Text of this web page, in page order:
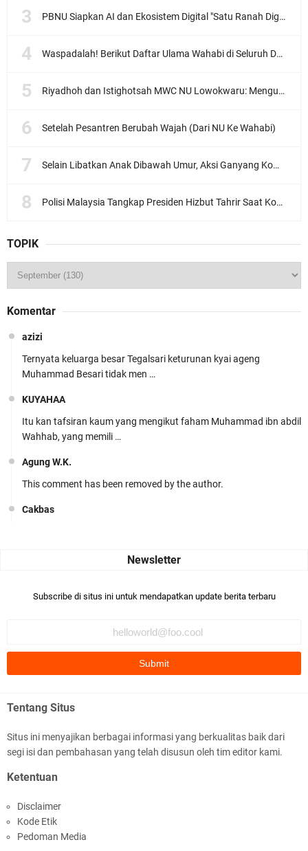
PBNU Siapkan AI dan Ekosistem Digital "Satu Ranah Digital untuk Ulama", Siap Diluncurkan dalam Waktu Dekat!
Waspadalah! Berikut Daftar Ulama Wahabi di Seluruh Dunia dan Karya-karyanya
Riyadhoh dan Istighotsah MWC NU Lowokwaru: Menguatkan Doa, Menjalin Ukhuwah Menyambut Muktamar NU ke-35
Setelah Pesantren Berubah Wajah (Dari NU Ke Wahabi)
Selain Libatkan Anak Dibawah Umur, Aksi Ganyang Komunis Jadi Sorotan Karena Ada Narasi Halal Sembelih Orang
Polisi Malaysia Tangkap Presiden Hizbut Tahrir Saat Konferensi Pers
TOPIK
Komentar
azizi
Ternyata keluarga besar Tegalsari keturunan kyai ageng
Muhammad Besari tidak men …
KUYAHAA
Itu kan tafsiran kaum yang mengikut faham Muhammad ibn abdil
Wahhab, yang memili …
Agung W.K.
This comment has been removed by the author.
Cakbas
Bismillaah semoga pembuat artikel Alloh berikan pemahaman yg
Ada sejumlah pertanyaan kepada Anda dan jawablah dengan
mengikuti ust. K …
Anonymous
Subscribe di situs ini untuk mendapatkan update berita terbaru
Tentang Situs
Situs ini menyajikan berbagai informasi yang berkualitas baik dari
segi isi dan pembahasan yang telah disusun oleh tim editor kami.
Ketentuan
Disclaimer
Kode Etik
Pedoman Media